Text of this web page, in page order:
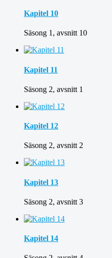
Kapitel 10
Säsong 1, avsnitt 10
Kapitel 11
Säsong 2, avsnitt 1
Kapitel 12
Säsong 2, avsnitt 2
Kapitel 13
Säsong 2, avsnitt 3
Kapitel 14